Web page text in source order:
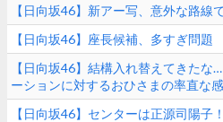
【日向坂46】新アー写、意外な路線
【日向坂46】座長候補、多すぎ問題
【日向坂46】結構入れ替えてきた
ーションに対するおひさまの率直な
【日向坂46】センターは正源司陽